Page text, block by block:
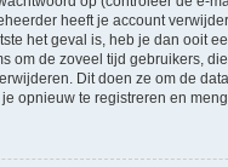
heeft je account
het geval is, heb je dan ooit
om de zoveel tijd gebruikers,
Dit doen ze om de
opnieuw te registreren en